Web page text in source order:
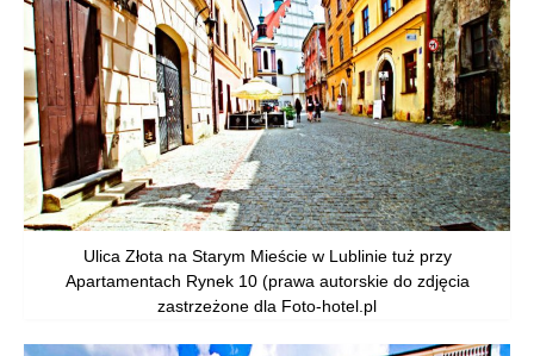
Ulica Złota na Starym Mieście w Lublinie tuż przy
Apartamentach Rynek 10 (prawa autorskie do zdjęcia
zastrzeżone dla Foto-hotel.pl